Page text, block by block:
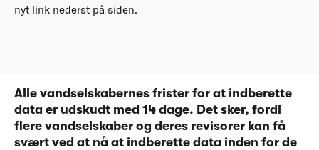
nyt link nederst på siden.
Alle vandselskabernes frister for at indberette
data er udskudt med 14 dage. Det sker, fordi
flere vandselskaber og deres revisorer kan få
svært ved at nå at indberette data inden for de